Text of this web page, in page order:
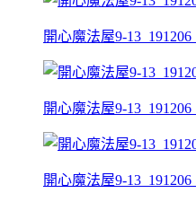
開心魔法屋9-
開心魔法屋9-
開心魔法屋9-